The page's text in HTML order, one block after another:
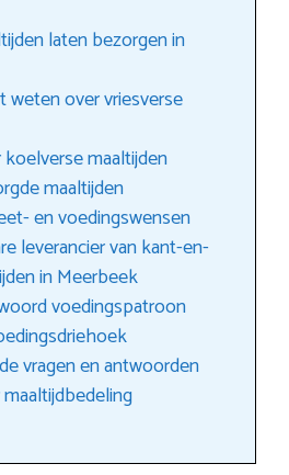
laten bezorgen in
weten over vriesverse
maaltijden
maaltijden
en voedingswensen
leverancier van kant-en-
in Meerbeek
voedingspatroon
vragen en antwoorden